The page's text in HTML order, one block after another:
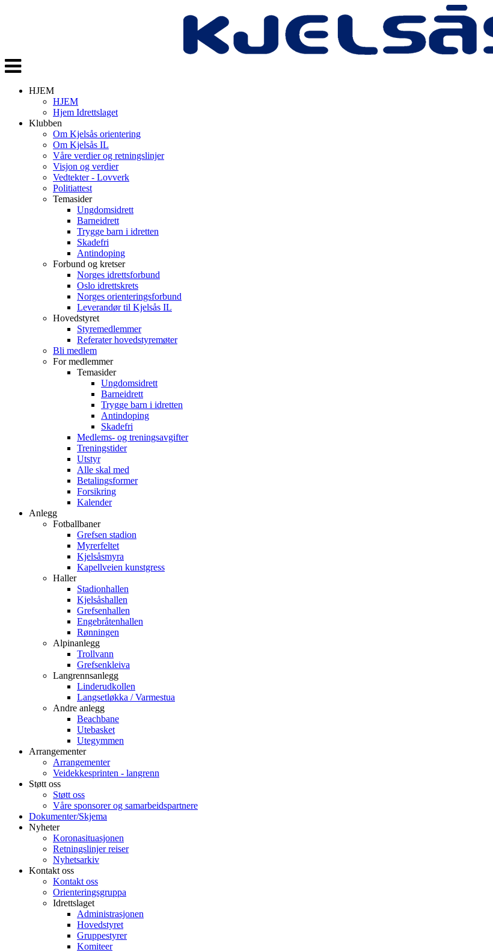
Veksle
navigasjon
HJEM
HJEM
Hjem Idrettslaget
Klubben
Om Kjelsås orientering
Om Kjelsås IL
Våre verdier og retningslinjer
Visjon og verdier
Vedtekter - Lovverk
Politiattest
Temasider
Ungdomsidrett
Barneidrett
Trygge barn i idretten
Skadefri
Antindoping
Forbund og kretser
Norges idrettsforbund
Oslo idrettskrets
Norges orienteringsforbund
Leverandør til Kjelsås IL
Hovedstyret
Styremedlemmer
Referater hovedstyremøter
Bli medlem
For medlemmer
Temasider
Ungdomsidrett
Barneidrett
Trygge barn i idretten
Antindoping
Skadefri
Medlems- og treningsavgifter
Treningstider
Utstyr
Alle skal med
Betalingsformer
Forsikring
Kalender
Anlegg
Fotballbaner
Grefsen stadion
Myrerfeltet
Kjelsåsmyra
Kapellveien kunstgress
Haller
Stadionhallen
Kjelsåshallen
Grefsenhallen
Engebråtenhallen
Rønningen
Alpinanlegg
Trollvann
Grefsenkleiva
Langrennsanlegg
Linderudkollen
Langsetløkka / Varmestua
Andre anlegg
Beachbane
Utebasket
Utegymmen
Arrangementer
Arrangementer
Veidekkesprinten - langrenn
Støtt oss
Støtt oss
Våre sponsorer og samarbeidspartnere
Dokumenter/Skjema
Nyheter
Koronasituasjonen
Retningslinjer reiser
Nyhetsarkiv
Kontakt oss
Kontakt oss
Orienteringsgruppa
Idrettslaget
Administrasjonen
Hovedstyret
Gruppestyrer
Komiteer